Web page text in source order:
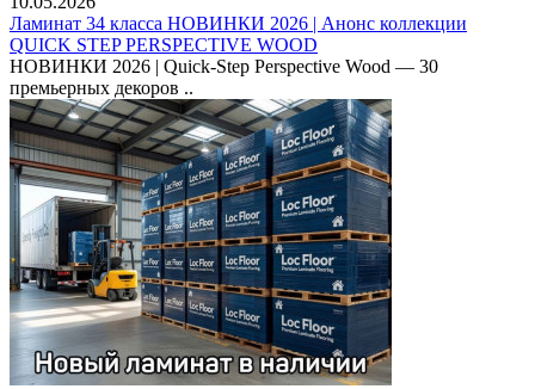
Ламинат 34 класса НОВИНКИ 2026 | Анонс коллекции
QUICK STEP PERSPECTIVE WOOD
НОВИНКИ 2026 | Quick-Step Perspective Wood — 30
премьерных декоров ..